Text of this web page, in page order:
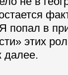
попал в
этих
далее.